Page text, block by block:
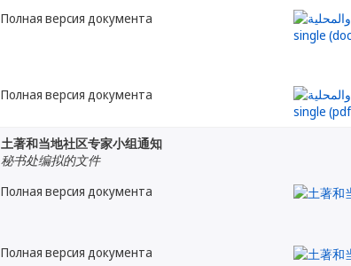
Полная версия документа
Полная версия документа
土著和当地社区专家小组通知
秘书处编拟的文件
Полная версия документа
Полная версия документа